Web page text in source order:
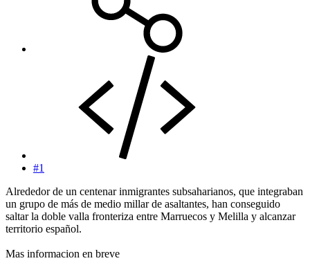
#1
Alrededor de un centenar inmigrantes subsaharianos, que integraban
un grupo de más de medio millar de asaltantes, han conseguido
saltar la doble valla fronteriza entre Marruecos y Melilla y alcanzar
territorio español.
Mas informacion en breve